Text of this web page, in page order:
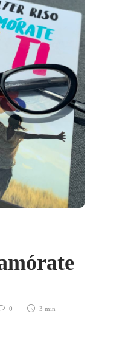
0
3 min